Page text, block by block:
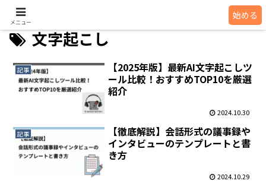
文字起こし
記事
【2025年版】最新AI文字起こしツ
ール比較！おすすめTOP10を厳選
紹介
2024.10.30
記事
【徹底解説】会話形式の議事録や
インタビューのテンプレートと書
き方
2024.10.29
メニュー
始める